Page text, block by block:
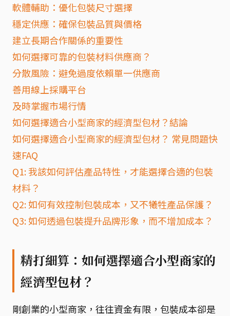
軟體輔助：優化包裝尺寸選擇
穩定供應：確保包裝品質與價格
建立長期合作關係的重要性
如何選擇可靠的包裝材料供應商？
分散風險：避免過度依賴單一供應商
善用線上採購平台
及時掌握市場行情
如何選擇適合小型商家的經濟型包材？結論
如何選擇適合小型商家的經濟型包材？ 常見問題快
速FAQ
Q1: 我該如何評估產品特性，才能選擇合適的包裝
材料？
Q2: 如何有效控制包裝成本，又不犧牲產品保護？
Q3: 如何透過包裝提升品牌形象，而不增加成本？
精打細算：如何選擇適合小型商家的
經濟型包材？
剛創業的小型商家，往往資金有限，包裝成本卻是